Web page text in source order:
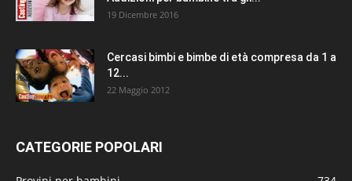
19 Dicembre 2016
Cercasi bimbi e bimbe di età compresa da 1 a
12...
22 Maggio 2012
CATEGORIE POPOLARI